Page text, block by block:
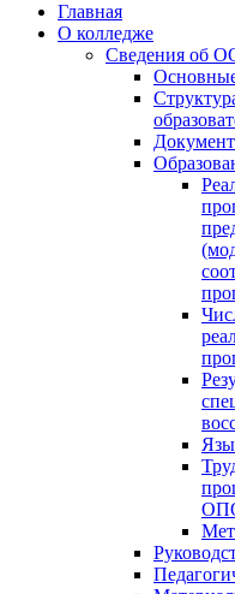
Главная
О колледже
Сведения об